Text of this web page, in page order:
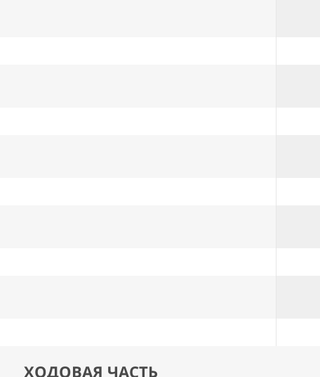
ХОДОВАЯ ЧАСТЬ